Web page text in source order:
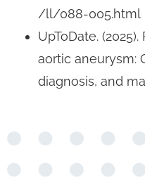
/ll/088-005.html
UpToDate.
aortic aneurysm:
diagnosis, and